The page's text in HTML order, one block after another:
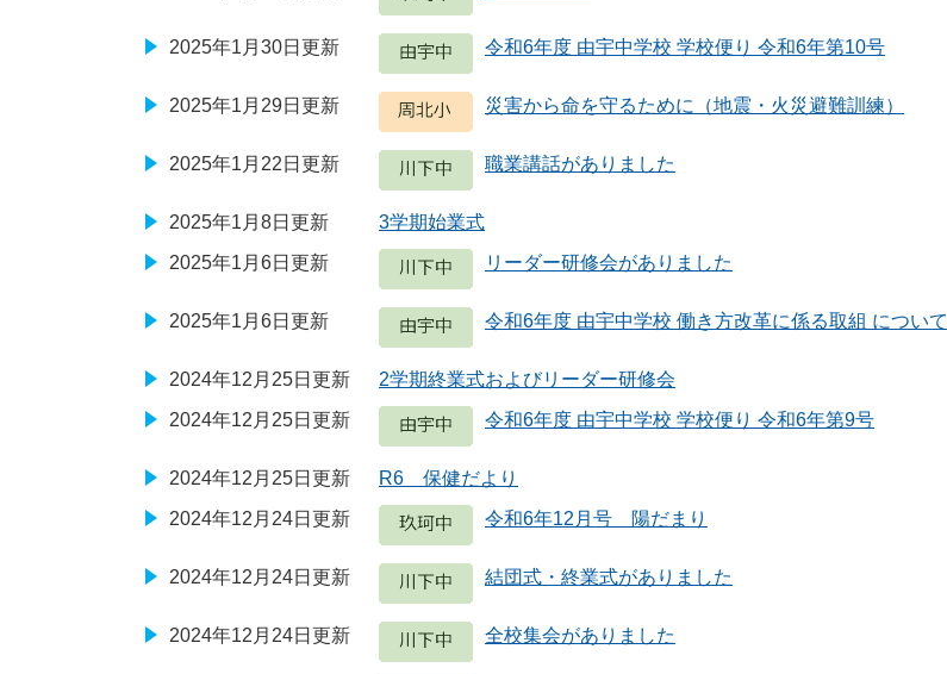
2025年1月30日更新 令和6年度 由宇中学校 学校便り 令和6年第10号
2025年1月29日更新 災害から命を守るために（地震・火災避難訓練）
2025年1月22日更新 職業講話がありました
2025年1月8日更新
3学期始業式
2025年1月6日更新
リーダー研修会がありました
2025年1月6日更新 令和6年度 由宇中学校 働き方改革に係る取組 について
2024年12月25日更新
2学期終業式およびリーダー研修会
2024年12月25日更新
令和6年度 由宇中学校 学校便り 令和6年第9号
2024年12月25日更新
R6 保健だより
2024年12月24日更新
令和6年12月号 陽だまり
2024年12月24日更新 結団式・終業式がありました
2024年12月24日更新 全校集会がありました